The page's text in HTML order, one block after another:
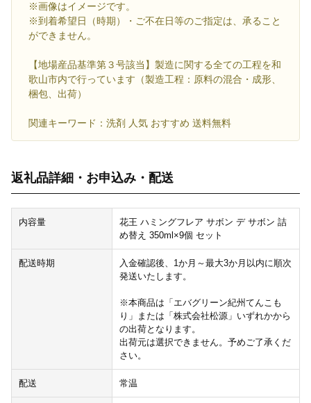
※画像はイメージです。
※到着希望日（時期）・ご不在日等のご指定は、承ること
ができません。
【地場産品基準第３号該当】製造に関する全ての工程を和
歌山市内で行っています（製造工程：原料の混合・成形、
梱包、出荷）
関連キーワード：洗剤 人気 おすすめ 送料無料
返礼品詳細・お申込み・配送
内容量
花王 ハミングフレア サボン デ サボン 詰
め替え 350ml×9個 セット
配送時期
入金確認後、1か月～最大3か月以内に順次
発送いたします。
※本商品は「エバグリーン紀州てんこも
り」または「株式会社松源」いずれかから
の出荷となります。
出荷元は選択できません。予めご了承くだ
さい。
配送 常温